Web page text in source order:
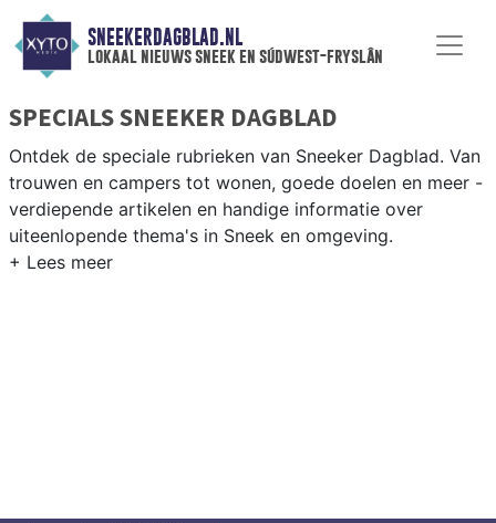
SNEEKERDAGBLAD.NL
lokaal nieuws sneek en súdwest-fryslân
SPECIALS SNEEKER DAGBLAD
Ontdek de speciale rubrieken van Sneeker Dagblad. Van
trouwen en campers tot wonen, goede doelen en meer -
verdiepende artikelen en handige informatie over
uiteenlopende thema's in Sneek en omgeving.